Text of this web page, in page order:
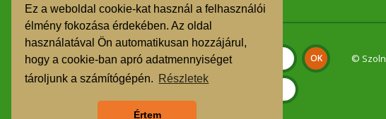
Ez a weboldal cookie-kat használ a felhasználói
élmény fokozása érdekében. Az oldal
használatával Ön automatikusan hozzájárul,
hogy a cookie-ban apró adatmennyiséget
tároljunk a számítógépén. Részletek
Értem
Szeretnék feliratkozni a hírlevélre.
©